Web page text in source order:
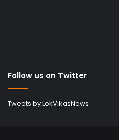
Follow us on Twitter
Tweets by LokVikasNews